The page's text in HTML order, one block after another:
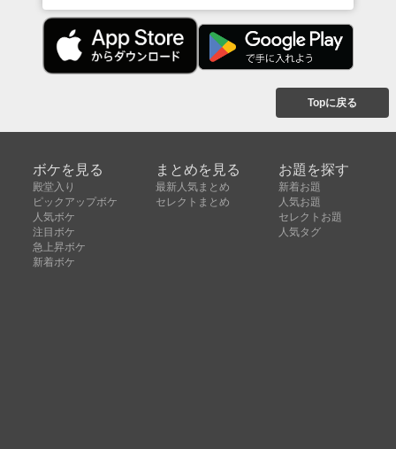
Topに戻る
ボケを見る
殿堂入り
ピックアップボケ
人気ボケ
注目ボケ
急上昇ボケ
新着ボケ
まとめを見る
最新人気まとめ
セレクトまとめ
お題を探す
新着お題
人気お題
セレクトお題
人気タグ